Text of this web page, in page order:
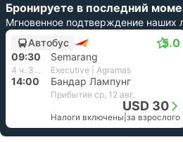
Бронируете в последний
Мгновенное подтверждение наших
Автобус
5.0
09:30 Semarang
4 ч. 30 м. Executive | Agramas
14:00 Бандар Лампунг
Прибытие ср, 12 авг.
USD 30
Налоги включены за взрослого